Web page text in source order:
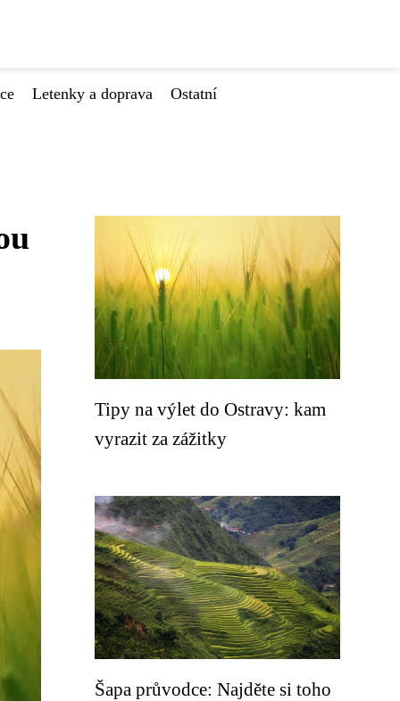
Letenky a doprava
Ostatní
Tipy na výlet do Ostravy: kam
vyrazit za zážitky
Šapa průvodce: Najděte si toho